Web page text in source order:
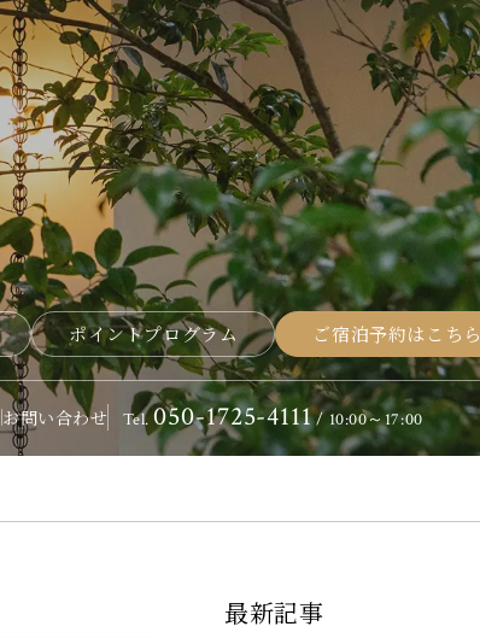
ポイントプログラム ご宿泊予約はこちら
お問い合わせ Tel.050-1725-4111/ 10:00～17:00
最新記事